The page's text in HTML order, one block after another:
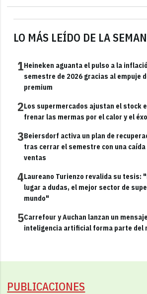
LO MÁS LEÍDO DE LA
1Heineken aguanta el pulso a la
semestre de 2026 gracias al empuje
premium
2Los supermercados ajustan el stock
frenar las mermas por el calor y el
3Beiersdorf activa un plan de
tras cerrar el semestre con una caída
ventas
4Laureano Turienzo revalida su tesis:
lugar a dudas, el mejor sector de
mundo"
5Carrefour y Auchan lanzan un
inteligencia artificial forma parte del
PUBLICACIONES